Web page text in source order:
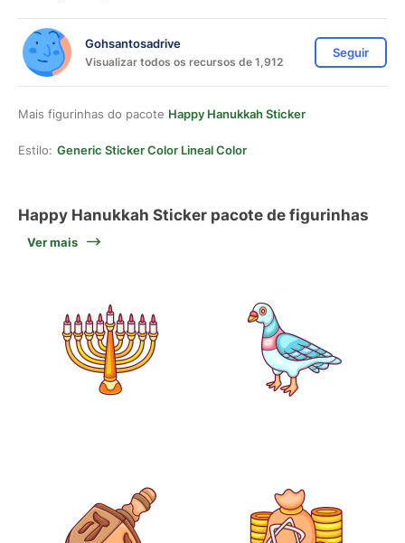
Gohsantosadrive
Visualizar todos os recursos de 1,912
Seguir
Mais figurinhas do pacote Happy Hanukkah Sticker
Estilo: Generic Sticker Color Lineal Color
Happy Hanukkah Sticker pacote de figurinhas
Ver mais